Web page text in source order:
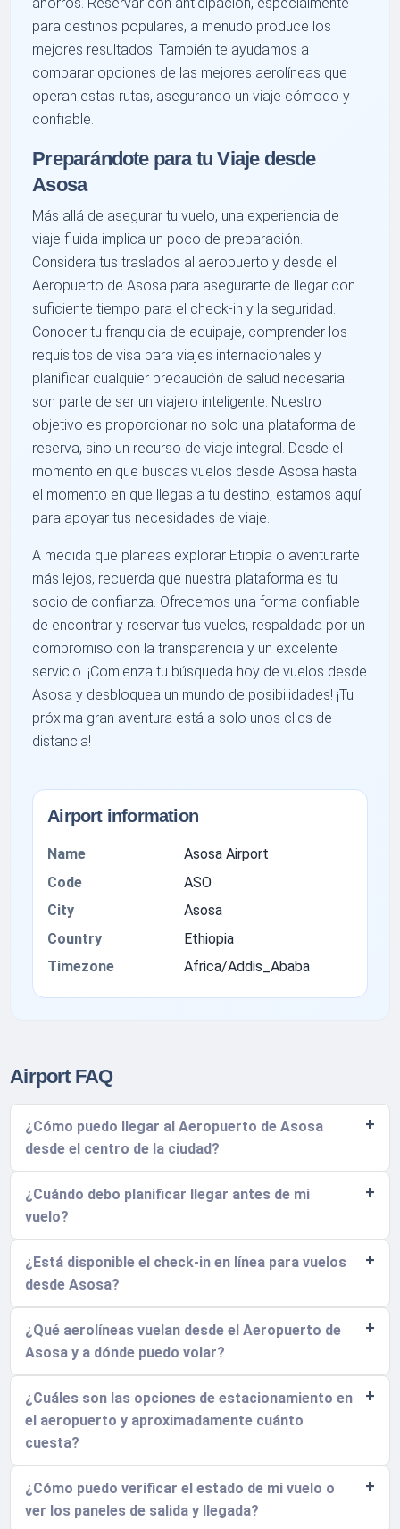
ahorros. Reservar con anticipación, especialmente
para destinos populares, a menudo produce los
mejores resultados. También te ayudamos a
comparar opciones de las mejores aerolíneas que
operan estas rutas, asegurando un viaje cómodo y
confiable.
Preparándote para tu Viaje desde
Asosa
Más allá de asegurar tu vuelo, una experiencia de
viaje fluida implica un poco de preparación.
Considera tus traslados al aeropuerto y desde el
Aeropuerto de Asosa para asegurarte de llegar con
suficiente tiempo para el check-in y la seguridad.
Conocer tu franquicia de equipaje, comprender los
requisitos de visa para viajes internacionales y
planificar cualquier precaución de salud necesaria
son parte de ser un viajero inteligente. Nuestro
objetivo es proporcionar no solo una plataforma de
reserva, sino un recurso de viaje integral. Desde el
momento en que buscas vuelos desde Asosa hasta
el momento en que llegas a tu destino, estamos aquí
para apoyar tus necesidades de viaje.
A medida que planeas explorar Etiopía o aventurarte
más lejos, recuerda que nuestra plataforma es tu
socio de confianza. Ofrecemos una forma confiable
de encontrar y reservar tus vuelos, respaldada por un
compromiso con la transparencia y un excelente
servicio. ¡Comienza tu búsqueda hoy de vuelos desde
Asosa y desbloquea un mundo de posibilidades! ¡Tu
próxima gran aventura está a solo unos clics de
distancia!
Airport information
Name
Asosa Airport
Code
ASO
City
Asosa
Country
Ethiopia
Timezone
Africa/Addis_Ababa
Airport FAQ
¿Cómo puedo llegar al Aeropuerto de Asosa
desde el centro de la ciudad?
¿Cuándo debo planificar llegar antes de mi
vuelo?
¿Está disponible el check-in en línea para vuelos
desde Asosa?
¿Qué aerolíneas vuelan desde el Aeropuerto de
Asosa y a dónde puedo volar?
¿Cuáles son las opciones de estacionamiento en
el aeropuerto y aproximadamente cuánto
cuesta?
¿Cómo puedo verificar el estado de mi vuelo o
ver los paneles de salida y llegada?